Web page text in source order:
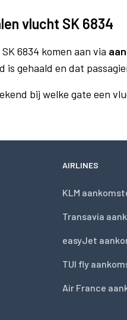
vlucht SK 6834
6834 komen aan via
is gehaald en dat
bij welke gate een
AIRLINES
KLM
Transavia
easyJet
TUI fly
Air France